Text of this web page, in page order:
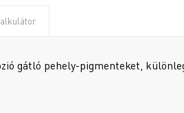
gátló pehely-pigmenteket,